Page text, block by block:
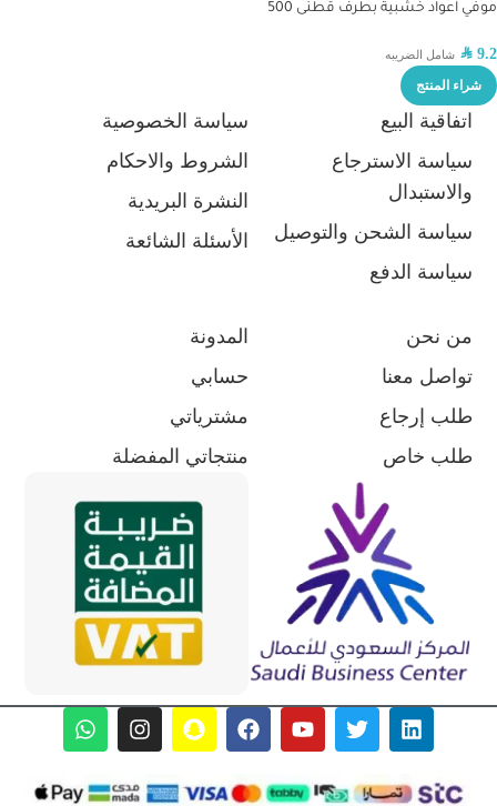
موفي اعواد خشبية بطرف قطنى 500
SAR 9.2 شامل الضريبه
شراء المنتج
اتفاقية البيع
سياسة الاسترجاع
والاستبدال
سياسة الشحن والتوصيل
سياسة الدفع
سياسة الخصوصية
الشروط والاحكام
النشرة البريدية
الأسئلة الشائعة
من نحن
تواصل معنا
طلب إرجاع
طلب خاص
المدونة
حسابي
مشترياتي
منتجاتي المفضلة